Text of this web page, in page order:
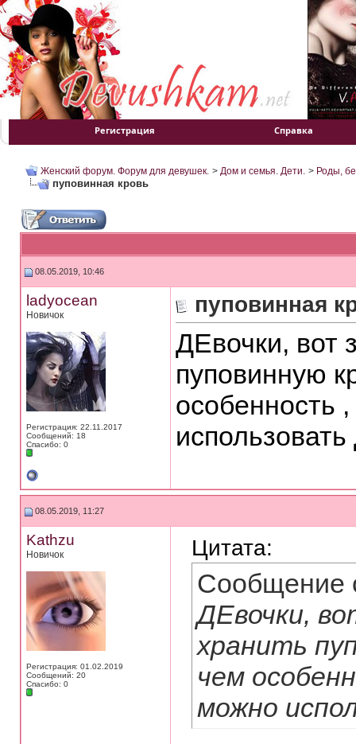
Регистрация Справка
Женский форум. Форум для девушек. > Дом и семья. Дети. > Роды,
пуповинная кровь
08.05.2019, 10:46
ladyocean
Новичок
Регистрация: 22.11.2017
Сообщений: 18
Спасибо: 0
пуповинная
ДЕвочки, вот
пуповинную
особенность
08.05.2019, 11:27
Kathzu
Новичок
Регистрация: 01.02.2019
Сообщений: 20
Спасибо: 0
Цитата:
Сообщение
ДЕвочки,
хранить
чем
можно